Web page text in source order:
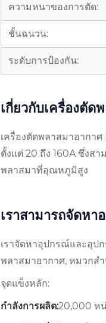
ความหนาของการตัด:
ชั้นฉนวน:
ระดับการป้องกัน:
เกี่ยวกับเครื่องตัด
เครื่องตัดพลาสมาอากา
ตั้งแต่ 20 ถึง 160A ซึ่งส
พลาสมาที่อุณหภูมิสูง
เราสามารถจัดหา
เราจัดหาอุปกรณ์และอุปก
พลาสมาอากาศ, หมวกส
จุดแข็งหลัก:
กำลังการผลิต:20,000 ห